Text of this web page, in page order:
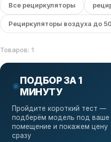
Все рециркуляторы
Рециркуляторы воздуха до
Товаров: 1
ПОДБОР ЗА 1
МИНУТУ
Пройдите короткий тест —
подберём модель под ваше
помещение и покажем цену
сразу